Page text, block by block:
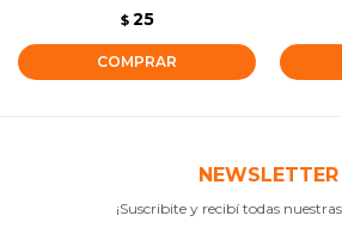
$ 25
NEWSLETTER
¡Suscribite y recibí todas